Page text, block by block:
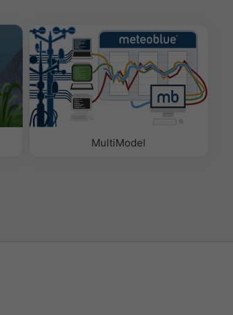
MultiModel